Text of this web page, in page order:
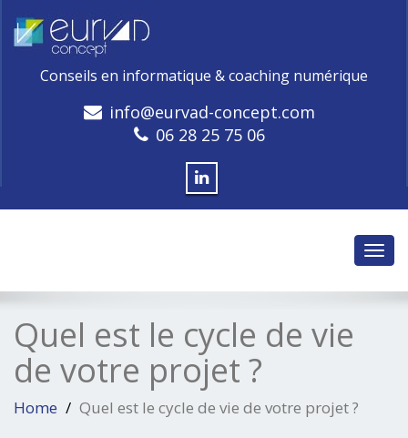
Conseils en informatique & coaching numérique
info@eurvad-concept.com
06 28 25 75 06
Quel est le cycle de vie
de votre projet ?
Home Quel est le cycle de vie de votre projet ?